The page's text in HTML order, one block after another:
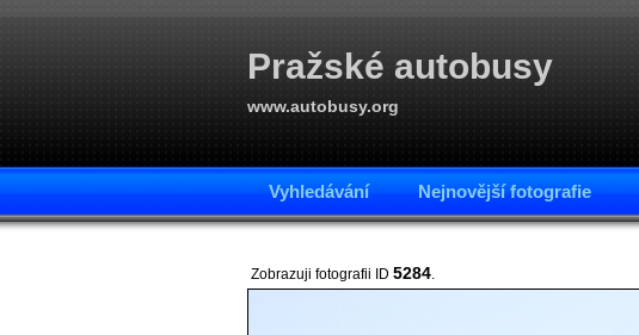
Pražské autobusy
www.autobusy.org
Vyhledávání Nejnovější fotografie
Zobrazuji fotografii ID 5284.